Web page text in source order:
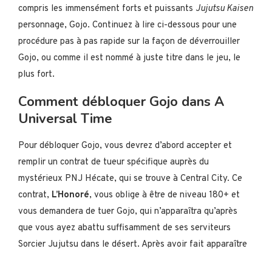
compris les immensément forts et puissants Jujutsu Kaisen
personnage, Gojo. Continuez à lire ci-dessous pour une
procédure pas à pas rapide sur la façon de déverrouiller
Gojo, ou comme il est nommé à juste titre dans le jeu, le
plus fort.
Comment débloquer Gojo dans A
Universal Time
Pour débloquer Gojo, vous devrez d’abord accepter et
remplir un contrat de tueur spécifique auprès du
mystérieux PNJ Hécate, qui se trouve à Central City. Ce
contrat, L’Honoré, vous oblige à être de niveau 180+ et
vous demandera de tuer Gojo, qui n’apparaîtra qu’après
que vous ayez abattu suffisamment de ses serviteurs
Sorcier Jujutsu dans le désert. Après avoir fait apparaître